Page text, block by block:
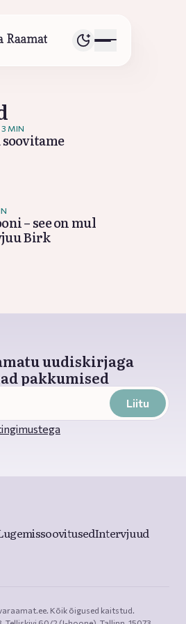
3 MIN
– see on mul
Birk
uudiskirjaga
pakkumised
Liitu
Intervjuud
Kõik õigused kaitstud.